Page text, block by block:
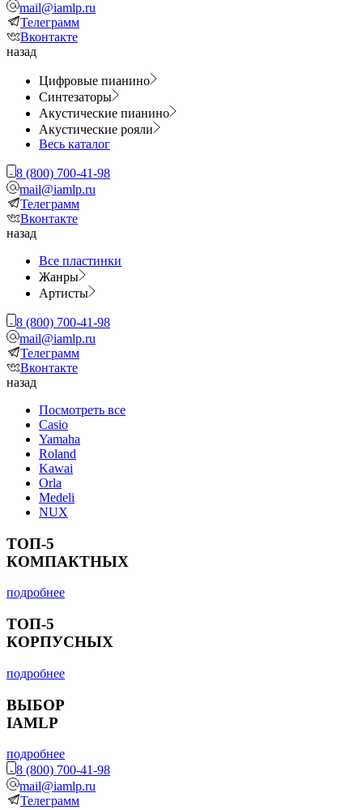
mail@iamlp.ru
Телеграмм
Вконтакте
назад
Цифровые пианино
Синтезаторы
Акустические пианино
Акустические рояли
Весь каталог
8 (800) 700-41-98
mail@iamlp.ru
Телеграмм
Вконтакте
назад
Все пластинки
Жанры
Артисты
8 (800) 700-41-98
mail@iamlp.ru
Телеграмм
Вконтакте
назад
Посмотреть все
Casio
Yamaha
Roland
Kawai
Orla
Medeli
NUX
ТОП-5
КОМПАКТНЫХ
подробнее
ТОП-5
КОРПУСНЫХ
подробнее
ВЫБОР
IAMLP
подробнее
8 (800) 700-41-98
mail@iamlp.ru
Телеграмм